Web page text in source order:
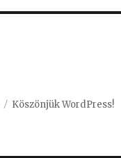
Köszönjük WordPress!